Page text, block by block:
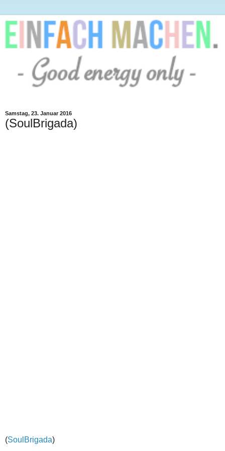
Samstag, 23. Januar 2016
(SoulBrigada)
(SoulBrigada)